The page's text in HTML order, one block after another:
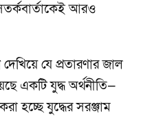
আরও
যে প্রতারণার জাল
একটি যুদ্ধ অর্থনীতি—
হচ্ছে যুদ্ধের সরঞ্জাম